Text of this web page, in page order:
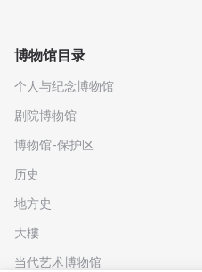
博物馆目录
个人与纪念博物馆
剧院博物馆
博物馆-保护区
历史
地方史
大樓
当代艺术博物馆